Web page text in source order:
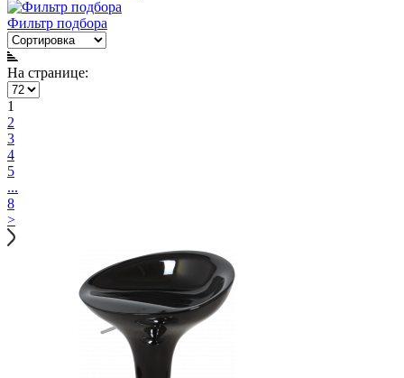
Фильтр подбора
На странице:
1
2
3
4
5
...
8
>